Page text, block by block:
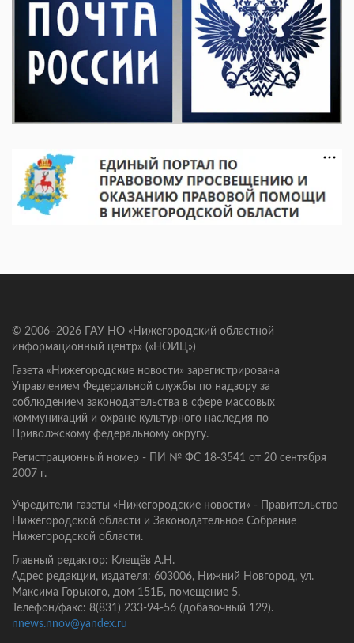
© 2006–2026 ГАУ НО «Нижегородский областной
информационный центр» («НОИЦ»)
Газета «Нижегородские новости» зарегистрирована
Управлением Федеральной службы по надзору за
соблюдением законодательства в сфере массовых
коммуникаций и охране культурного наследия по
Приволжскому федеральному округу.
Регистрационный номер - ПИ № ФС 18-3541 от 20 сентября
2007 г.
Учредители газеты «Нижегородские новости» - Правительство
Нижегородской области и Законодательное Собрание
Нижегородской области.
Главный редактор: Клещёв А.Н.
Адрес редакции, издателя: 603006, Нижний Новгород, ул.
Максима Горького, дом 151Б, помещение 5.
Телефон/факс: 8(831) 233-94-56 (добавочный 129).
nnews.nnov@yandex.ru